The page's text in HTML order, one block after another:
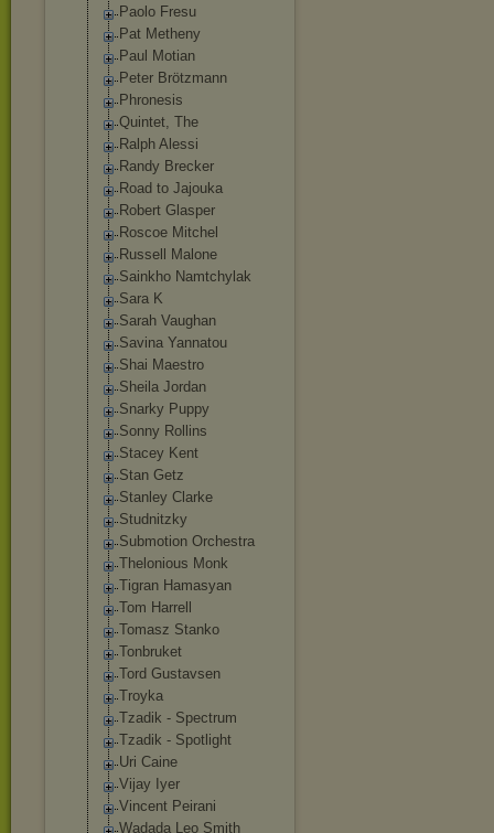
Paolo Fresu
Pat Metheny
Paul Motian
Peter Brötzmann
Phronesis
Quintet, The
Ralph Alessi
Randy Brecker
Road to Jajouka
Robert Glasper
Roscoe Mitchel
Russell Malone
Sainkho Namtchylak
Sara K
Sarah Vaughan
Savina Yannatou
Shai Maestro
Sheila Jordan
Snarky Puppy
Sonny Rollins
Stacey Kent
Stan Getz
Stanley Clarke
Studnitzky
Submotion Orchestra
Thelonious Monk
Tigran Hamasyan
Tom Harrell
Tomasz Stanko
Tonbruket
Tord Gustavsen
Troyka
Tzadik - Spectrum
Tzadik - Spotlight
Uri Caine
Vijay Iyer
Vincent Peirani
Wadada Leo Smith